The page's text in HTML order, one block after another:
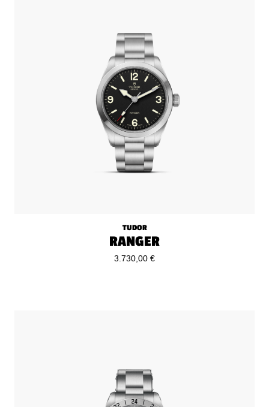
TUDOR
RANGER
3.730,00 €